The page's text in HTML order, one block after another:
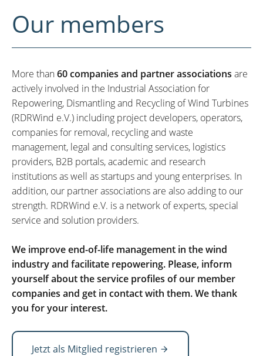
Our members
More than60 companies and partner associations are
actively involved in the Industrial Association for
Repowering, Dismantling and Recycling of Wind Turbines
(RDRWind e.V.) including project developers, operators,
companies for removal, recycling and waste
management, legal and consulting services, logistics
providers, B2B portals, academic and research
institutions as well as startups and young enterprises. In
addition, our partner associations are also adding to our
strength. RDRWind e.V. is a network of experts, special
service and solution providers.
We improve end-of-life management in the wind
industry and facilitate repowering. Please, inform
yourself about the service profiles of our member
companies and get in contact with them. We thank
you for your interest.
Jetzt als Mitglied registrieren